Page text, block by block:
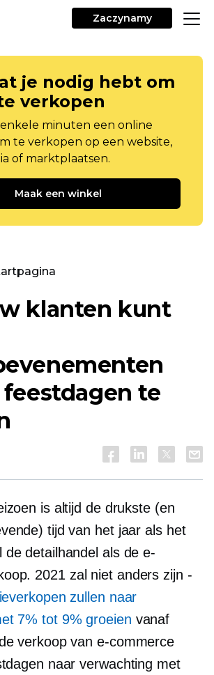
Zaczynamy
je nodig hebt om
verkopen
minuten een online
te verkopen op een website,
of marktplaatsen.
Maak een winkel
klanten kunt
te
is altijd de drukste (en
tijd van het jaar als het
de detailhandel als de e-
2021 zal niet anders zijn -
zullen naar
7% tot 9% groeien vanaf
verkoop van e-commerce
naar verwachting met